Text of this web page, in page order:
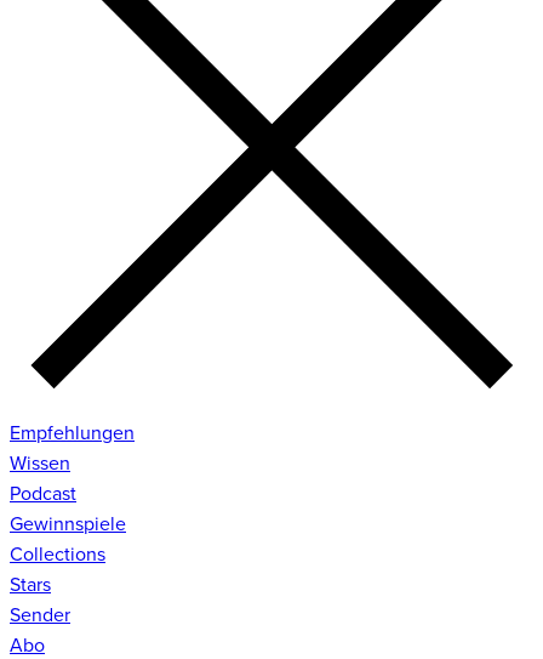
Empfehlungen
Wissen
Podcast
Gewinnspiele
Collections
Stars
Sender
Abo